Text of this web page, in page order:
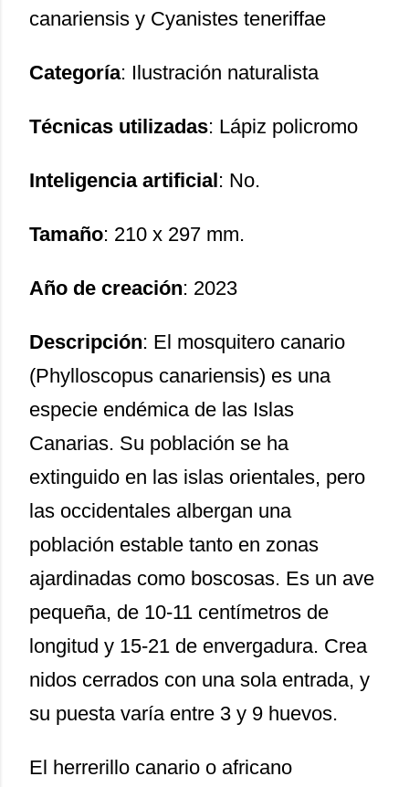
canariensis y Cyanistes teneriffae
Categoría: Ilustración naturalista
Técnicas utilizadas: Lápiz policromo
Inteligencia artificial: No.
Tamaño: 210 x 297 mm.
Año de creación: 2023
Descripción: El mosquitero canario
(Phylloscopus canariensis) es una
especie endémica de las Islas
Canarias. Su población se ha
extinguido en las islas orientales, pero
las occidentales albergan una
población estable tanto en zonas
ajardinadas como boscosas. Es un ave
pequeña, de 10-11 centímetros de
longitud y 15-21 de envergadura. Crea
nidos cerrados con una sola entrada, y
su puesta varía entre 3 y 9 huevos.
El herrerillo canario o africano